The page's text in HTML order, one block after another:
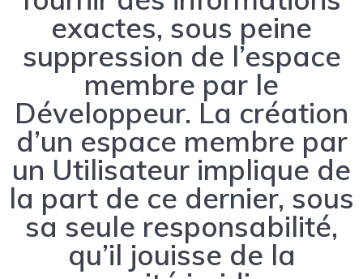
exactes, sous peine
suppression de l’espace
membre par le
Développeur. La création
d’un espace membre par
un Utilisateur implique de
la part de ce dernier, sous
sa seule responsabilité,
qu’il jouisse de la